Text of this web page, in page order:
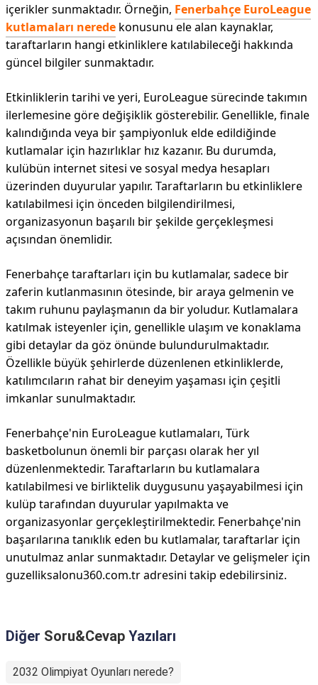
içerikler sunmaktadır. Örneğin, Fenerbahçe EuroLeague
kutlamaları nerede konusunu ele alan kaynaklar,
taraftarların hangi etkinliklere katılabileceği hakkında
güncel bilgiler sunmaktadır.
Etkinliklerin tarihi ve yeri, EuroLeague sürecinde takımın
ilerlemesine göre değişiklik gösterebilir. Genellikle, finale
kalındığında veya bir şampiyonluk elde edildiğinde
kutlamalar için hazırlıklar hız kazanır. Bu durumda,
kulübün internet sitesi ve sosyal medya hesapları
üzerinden duyurular yapılır. Taraftarların bu etkinliklere
katılabilmesi için önceden bilgilendirilmesi,
organizasyonun başarılı bir şekilde gerçekleşmesi
açısından önemlidir.
Fenerbahçe taraftarları için bu kutlamalar, sadece bir
zaferin kutlanmasının ötesinde, bir araya gelmenin ve
takım ruhunu paylaşmanın da bir yoludur. Kutlamalara
katılmak isteyenler için, genellikle ulaşım ve konaklama
gibi detaylar da göz önünde bulundurulmaktadır.
Özellikle büyük şehirlerde düzenlenen etkinliklerde,
katılımcıların rahat bir deneyim yaşaması için çeşitli
imkanlar sunulmaktadır.
Fenerbahçe'nin EuroLeague kutlamaları, Türk
basketbolunun önemli bir parçası olarak her yıl
düzenlenmektedir. Taraftarların bu kutlamalara
katılabilmesi ve birliktelik duygusunu yaşayabilmesi için
kulüp tarafından duyurular yapılmakta ve
organizasyonlar gerçekleştirilmektedir. Fenerbahçe'nin
başarılarına tanıklık eden bu kutlamalar, taraftarlar için
unutulmaz anlar sunmaktadır. Detaylar ve gelişmeler için
guzelliksalonu360.com.tr adresini takip edebilirsiniz.
Diğer Soru&Cevap Yazıları
2032 Olimpiyat Oyunları nerede?